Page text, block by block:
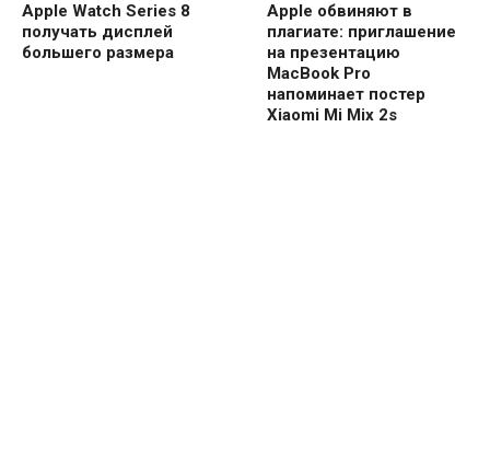
Apple Watch Series 8
получать дисплей
большего размера
Apple обвиняют в
плагиате: приглашение
на презентацию
MacBook Pro
напоминает постер
Xiaomi Mi Mix 2s